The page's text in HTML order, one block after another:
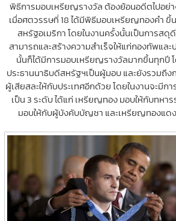
พิธีการมอบเหรียญรางวัล ต้องย้อนอดีตไปอย่
เมื่อศตวรรษที่ 18 ได้มีพิธีมอบเหรียญทองคำ ขึ้
สหรัฐอเมริกา โดยในงานครั้งนั้นเป็นการส
สามารถและสร้างความสำเร็จให้แก่กองทัพและ
นั้นก็ได้มีการมอบเหรียญรางวัลมากขึ้นทุกปี
ประธานนาธิบดีสหรัฐฯเป็นผู้มอบ และยังรวมถึ
ผู้เสียสละให้กับประเทศอีกด้วย โดยในงานจะมี
เป็น 3 ระดับ ได้แก่ เหรียญทอง มอบให้กับทหา
มอบให้กับผู้บังคับบัญชา และเหรียญทองแด